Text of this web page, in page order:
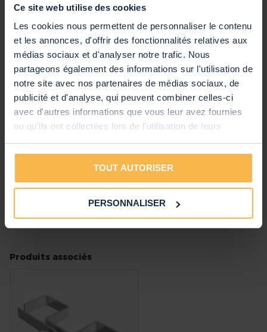
Ce site web utilise des cookies
Les cookies nous permettent de personnaliser le contenu
et les annonces, d'offrir des fonctionnalités relatives aux
médias sociaux et d'analyser notre trafic. Nous
partageons également des informations sur l'utilisation de
notre site avec nos partenaires de médias sociaux, de
publicité et d'analyse, qui peuvent combiner celles-ci
avec d'autres informations que vous leur avez fournies
ou qu'ils ont collectées lors de l'utilisation de leurs
TOUT AUTORISER
PERSONNALISER
Titre de votre évaluation
Evaluation
Produits associés